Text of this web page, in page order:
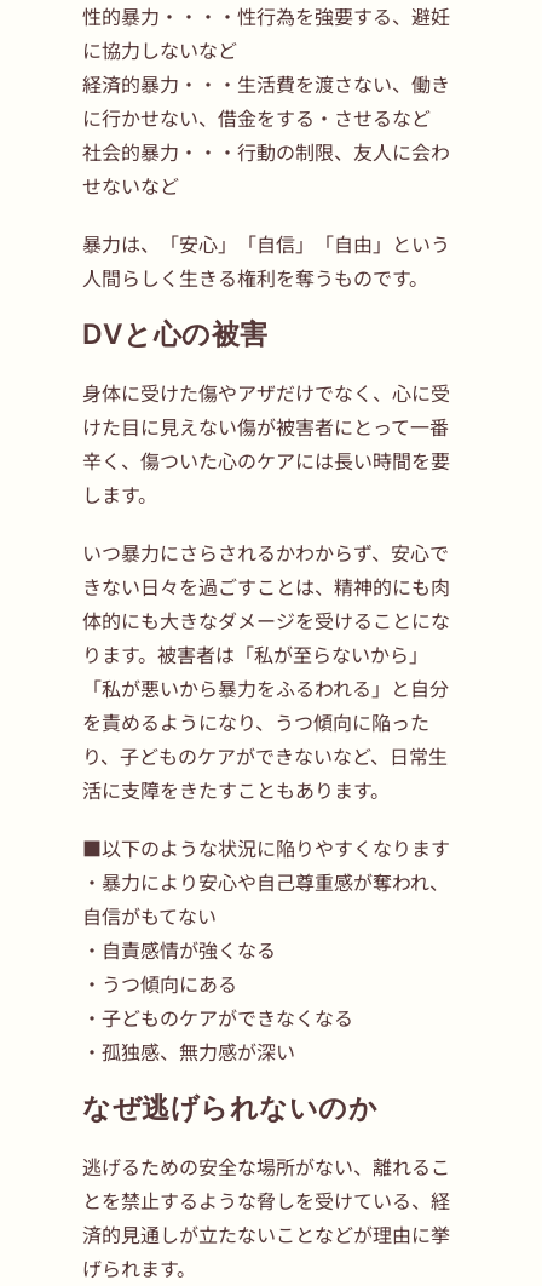
性的暴力・・・・性行為を強要する、避妊
に協力しないなど
経済的暴力・・・生活費を渡さない、働き
に行かせない、借金をする・させるなど
社会的暴力・・・行動の制限、友人に会わ
せないなど
暴力は、「安心」「自信」「自由」という
人間らしく生きる権利を奪うものです。
DVと心の被害
身体に受けた傷やアザだけでなく、心に受
けた目に見えない傷が被害者にとって一番
辛く、傷ついた心のケアには長い時間を要
します。
いつ暴力にさらされるかわからず、安心で
きない日々を過ごすことは、精神的にも肉
体的にも大きなダメージを受けることにな
ります。被害者は「私が至らないから」
「私が悪いから暴力をふるわれる」と自分
を責めるようになり、うつ傾向に陥った
り、子どものケアができないなど、日常生
活に支障をきたすこともあります。
■以下のような状況に陥りやすくなります
・暴力により安心や自己尊重感が奪われ、
自信がもてない
・自責感情が強くなる
・うつ傾向にある
・子どものケアができなくなる
・孤独感、無力感が深い
なぜ逃げられないのか
逃げるための安全な場所がない、離れるこ
とを禁止するような脅しを受けている、経
済的見通しが立たないことなどが理由に挙
げられます。